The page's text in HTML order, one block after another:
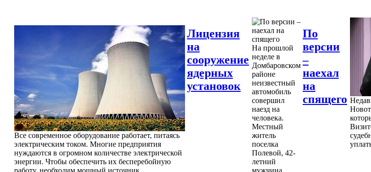
Все современное оборудование работает, питаясь
электрическим током. Многие предприятия
нуждаются в огромном количестве электрической
энергии. Чтобы обеспечить их бесперебойную
работу, необходим мощный источник
Лицензия
на
сооружение
ядерных
установок
На прошлой
неделе в
Домбаровском
районе
неизвестный
автомобиль
совершил
наезд на
человека.
Местный
житель
поселка
Полевой, 42-
летний
мужчина,
По
версии
–
наехал
на
спящего